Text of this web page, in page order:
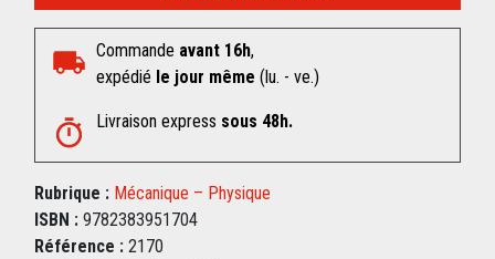
Commande avant 16h,
expédié le jour même (lu. - ve.)
Livraison express sous 48h.
Rubrique : Mécanique – Physique
ISBN : 9782383951704
Référence : 2170